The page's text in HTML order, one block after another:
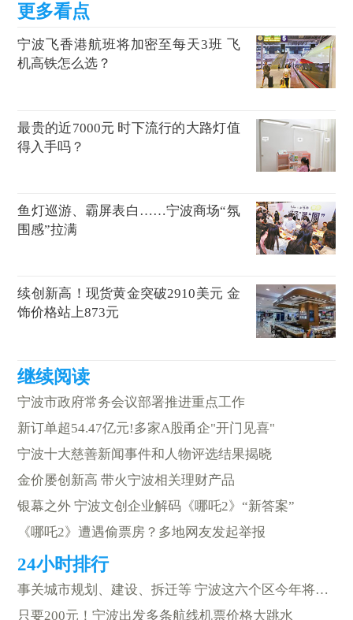
宁波飞香港航班将加密至每天3班 飞
机高铁怎么选？
最贵的近7000元 时下流行的大路灯值
得入手吗？
鱼灯巡游、霸屏表白……宁波商场“氛
围感”拉满
续创新高！现货黄金突破2910美元 金
饰价格站上873元
宁波市政府常务会议部署推进重点工作
新订单超54.47亿元!多家A股甬企"开门见喜"
宁波十大慈善新闻事件和人物评选结果揭晓
金价屡创新高 带火宁波相关理财产品
银幕之外 宁波文创企业解码《哪吒2》“新答案”
《哪吒2》遭遇偷票房？多地网友发起举报
事关城市规划、建设、拆迁等 宁波这六个区今年将这样干
只要200元！宁波出发多条航线机票价格大跳水